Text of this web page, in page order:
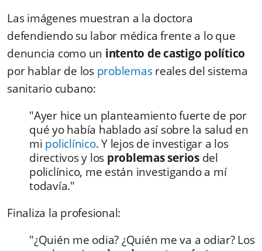
Las imágenes muestran a la doctora
defendiendo su labor médica frente a lo que
denuncia como un intento de castigo político
por hablar de los problemasreales del sistema
sanitario cubano:
"Ayer hice un planteamiento fuerte de por
qué yo había hablado así sobre la salud en
mi policlínico. Y lejos de investigar a los
directivos y los problemas seriosdel
policlínico, me están investigando a mí
todavía."
Finaliza la profesional:
"¿Quién me odia? ¿Quién me va a odiar? Los